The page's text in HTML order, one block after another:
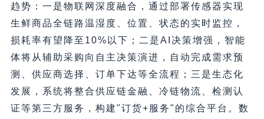
趋势：一是物联网深度融合，通过部署传感器实现
生鲜商品全链路温湿度、位置、状态的实时监控，
损耗率有望降至10%以下；二是AI决策增强，智能
体将从辅助采购向自主决策演进，自动完成需求预
测、供应商选择、订单下达等全流程；三是生态化
发展，系统将整合供应链金融、冷链物流、检测认
证等第三方服务，构建"订货+服务"的综合平台。数